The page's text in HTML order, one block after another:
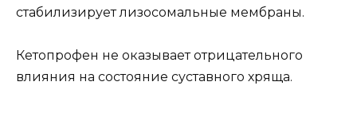
стабилизирует лизосомальные мембраны.
Кетопрофен не оказывает отрицательного
влияния на состояние суставного хряща.